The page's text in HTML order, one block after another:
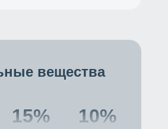
вещества
15% 10%